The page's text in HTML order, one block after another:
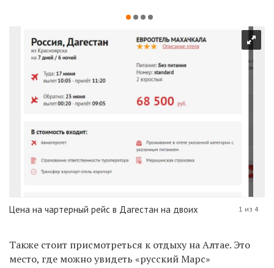
Цена на чартерный рейс в Дагестан на двоих 1 из 4
Также стоит присмотреться к отдыху на Алтае. Это
место, где можно увидеть «русский Марс»